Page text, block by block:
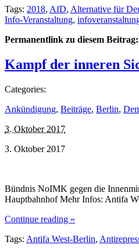
Tags: 2018, AfD, Alternative für
Info-Veranstaltung,
Permanentlink zu diesem Beitrag:
Kampf der inneren
Categories:
Ankündigung, Beiträge, Berlin,
3. Oktober 2017
3. Oktober 2017
Bündnis NoIMK gegen die
Hauptbahnhof Mehr Infos: Antifa
Continue reading »
Tags: Antifa West-Berlin,